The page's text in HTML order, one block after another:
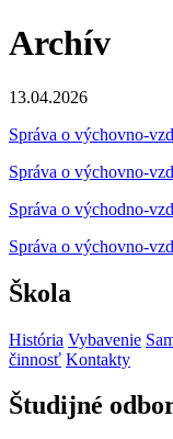
Archív
13.04.2026
Správa o výchovno-
Správa o výchovno-
Správa o východno-
Správa o výchovno-
Škola
História Vybavenie
činnosť Kontakty
Študijné